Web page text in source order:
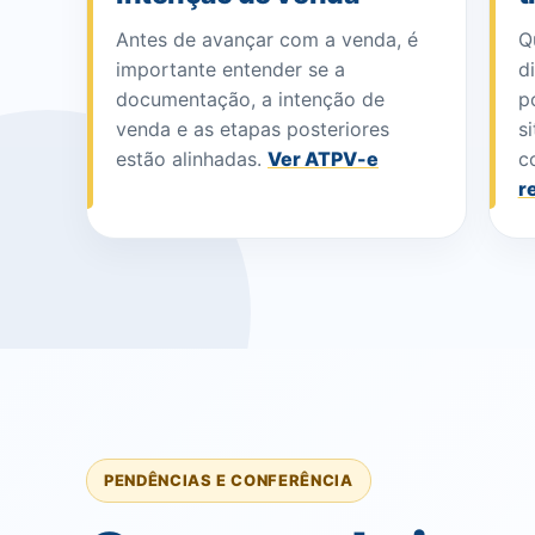
Antes de avançar com a venda, é
importante entender se a
documentação, a intenção de
venda e as etapas posteriores
estão alinhadas. Ver ATPV-e
PENDÊNCIAS E CONFERÊNCIA